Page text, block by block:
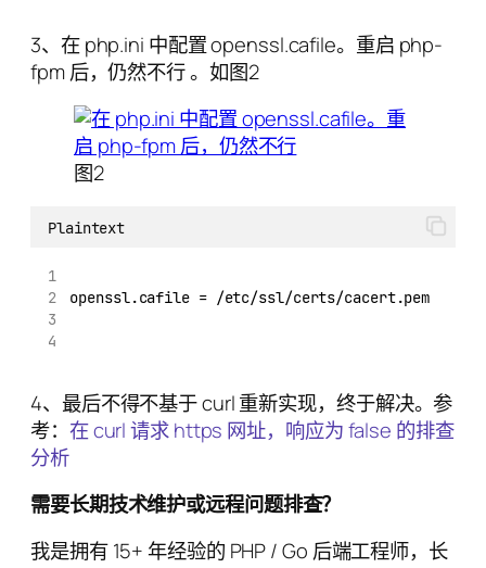
3、在 php.ini 中配置 openssl.cafile。重启 php-
fpm 后，仍然不行 。如图2
图2
Plaintext
openssl.cafile = /etc/ssl/certs/cacert.pem
4、最后不得不基于 curl 重新实现，终于解决。参
考： 在 curl 请求 https 网址，响应为 false 的排查
分析
需要长期技术维护或远程问题排查？
我是拥有 15+ 年经验的 PHP / Go 后端工程师，长